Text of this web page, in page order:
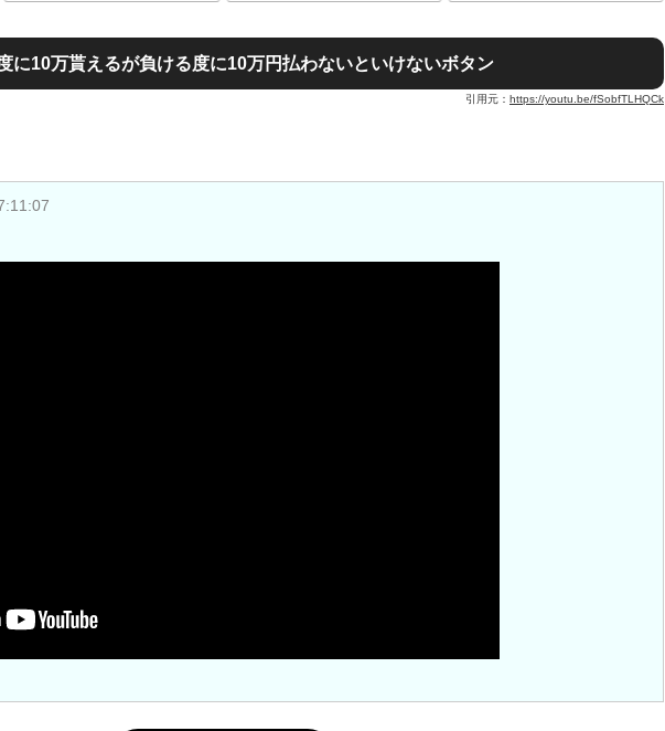
に10万貰えるが負ける度に10万円払わないといけないボタン
引用元： https://youtu.be/fSobfTLHQCk